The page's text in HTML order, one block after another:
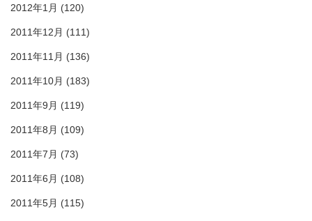
2012年1月 (120)
2011年12月 (111)
2011年11月 (136)
2011年10月 (183)
2011年9月 (119)
2011年8月 (109)
2011年7月 (73)
2011年6月 (108)
2011年5月 (115)